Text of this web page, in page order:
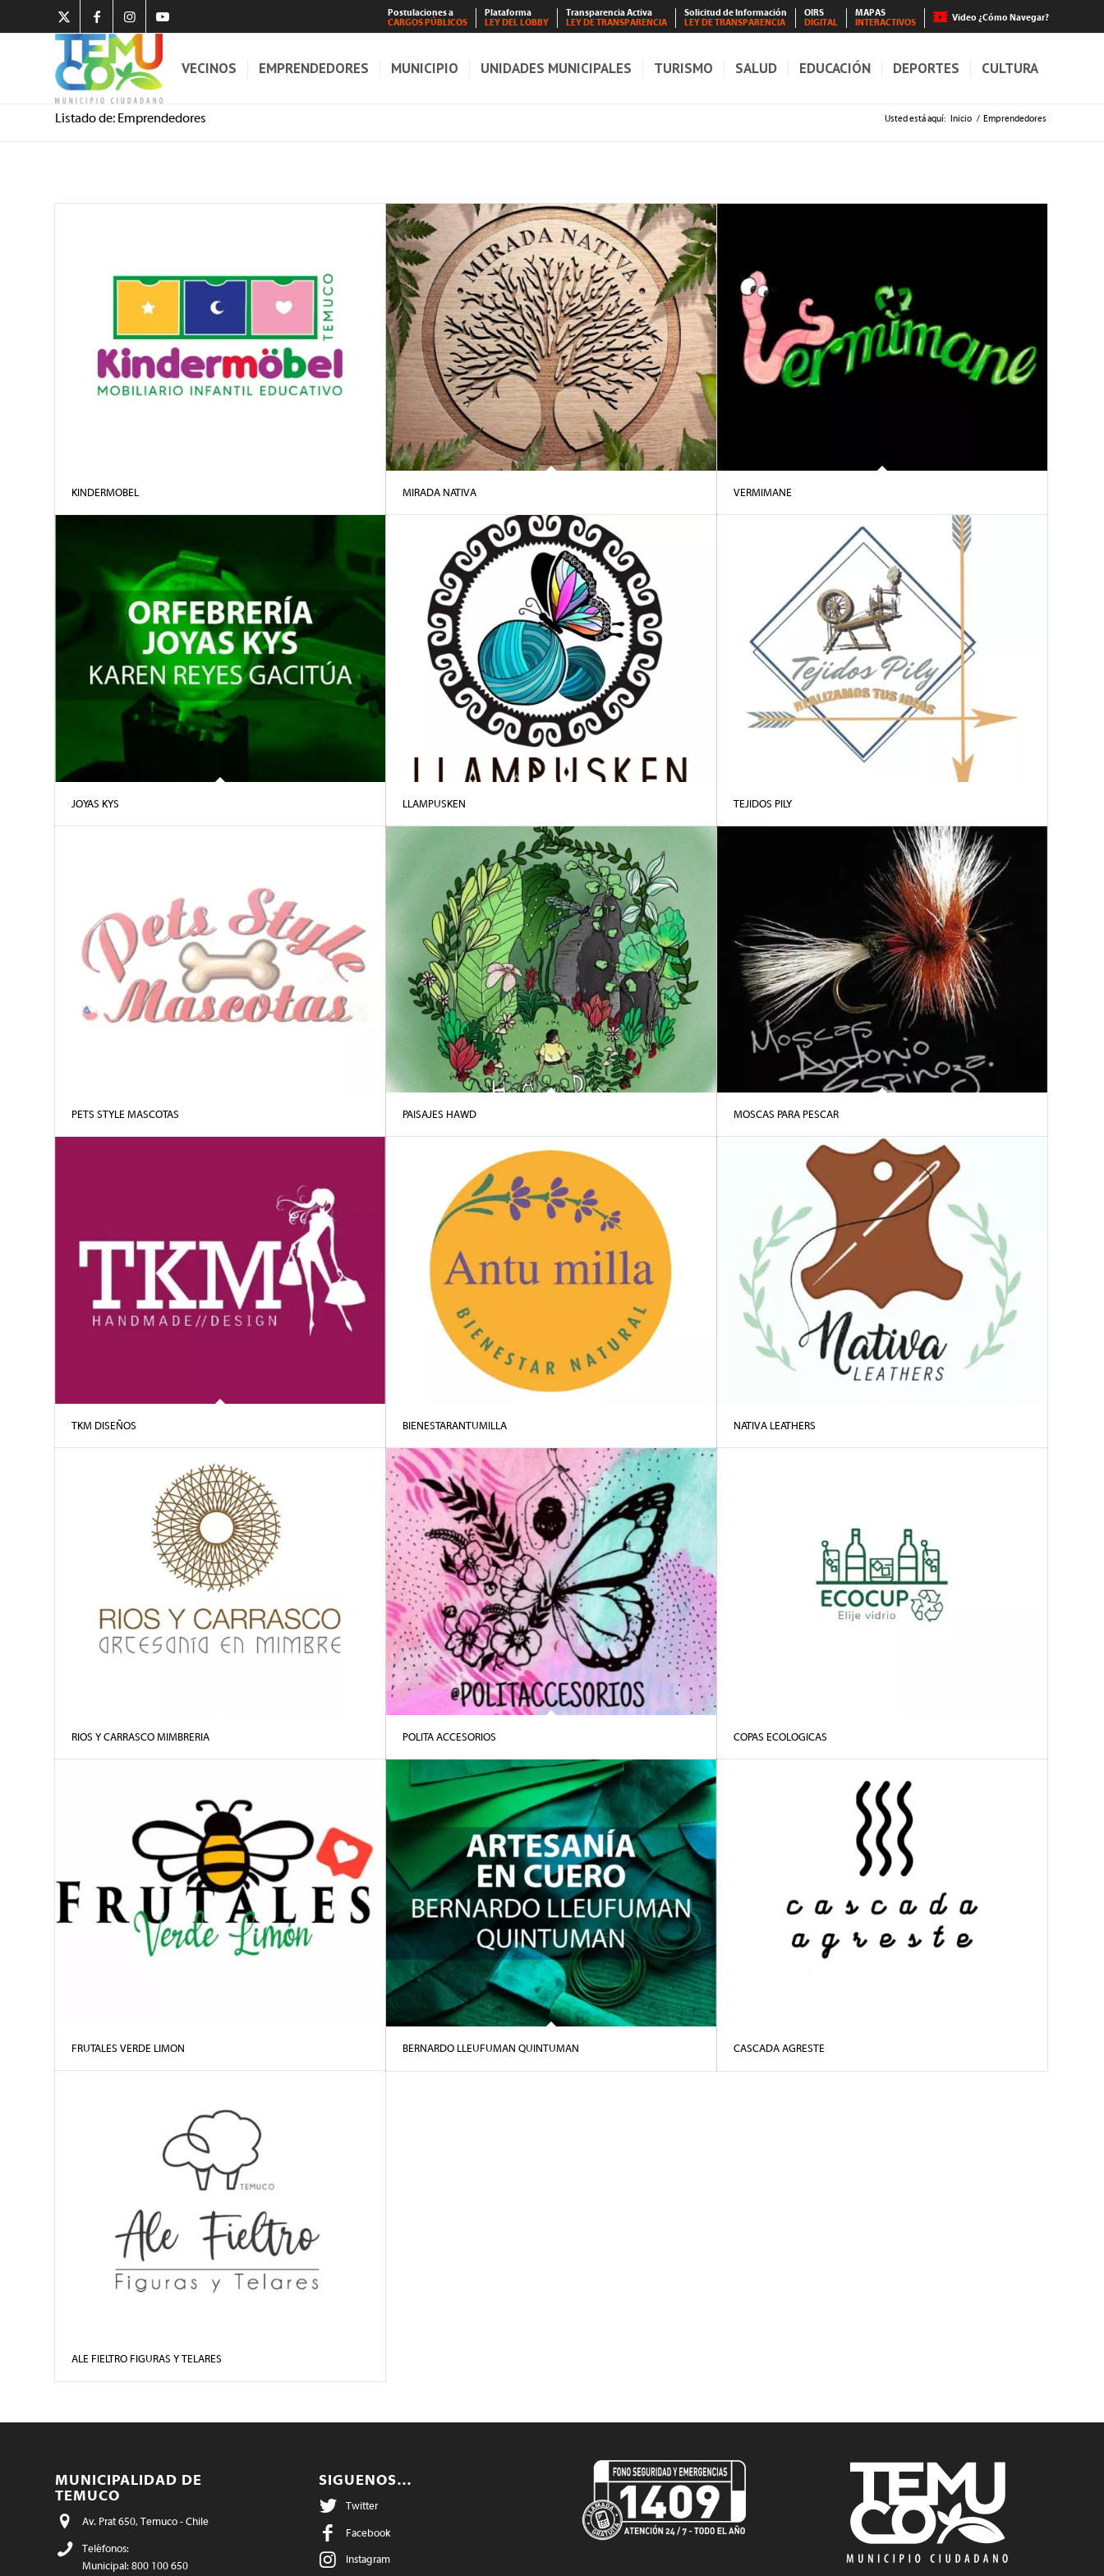
Postulaciones a
CARGOS PÚBLICOS
Plataforma
LEY DEL LOBBY
Transparencia Activa
LEY DE TRANSPARENCIA
Solicitud de Información
LEY DE TRANSPARENCIA
OIRS
DIGITAL
MAPAS
INTERACTIVOS
Video ¿Cómo Navegar?
VECINOS EMPRENDEDORES MUNICIPIO UNIDADES MUNICIPALES TURISMO SALUD EDUCACIÓN DEPORTES CULTURA
Listado de: Emprendedores Usted está aquí: Inicio / Emprendedores
KINDERMOBEL MIRADA NATIVA VERMIMANE
JOYAS KYS LLAMPUSKEN TEJIDOS PILY
PETS STYLE MASCOTAS PAISAJES HAWD MOSCAS PARA PESCAR
TKM DISEÑOS BIENESTARANTUMILLA NATIVA LEATHERS
RIOS Y CARRASCO MIMBRERIA POLITA ACCESORIOS COPAS ECOLOGICAS
FRUTALES VERDE LIMON BERNARDO LLEUFUMAN QUINTUMAN CASCADA AGRESTE
ALE FIELTRO FIGURAS Y TELARES
MUNICIPALIDAD DE
TEMUCO
Av. Prat 650, Temuco - Chile
Teléfonos:
Municipal: 800 100 650
SIGUENOS…
Twitter
Facebook
Instagram